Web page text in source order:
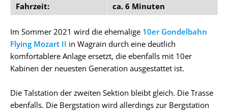
Fahrzeit:
ca. 6 Minuten
Im Sommer 2021 wird die ehemalige 10er Gondelbahn
Flying Mozart II in Wagrain durch eine deutlich
komfortablere Anlage ersetzt, die ebenfalls mit 10er
Kabinen der neuesten Generation ausgestattet ist.
Die Talstation der zweiten Sektion bleibt gleich. Die Trasse
ebenfalls. Die Bergstation wird allerdings zur Bergstation